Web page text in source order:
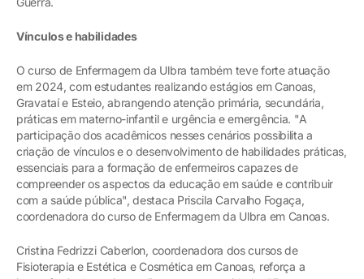
Vínculos e habilidades
O curso de Enfermagem da Ulbra também teve forte atuação
em 2024, com estudantes realizando estágios em Canoas,
Gravataí e Esteio, abrangendo atenção primária, secundária,
práticas em materno-infantil e urgência e emergência. "A
participação dos acadêmicos nesses cenários possibilita a
criação de vínculos e o desenvolvimento de habilidades práticas,
essenciais para a formação de enfermeiros capazes de
compreender os aspectos da educação em saúde e contribuir
com a saúde pública", destaca Priscila Carvalho Fogaça,
coordenadora do curso de Enfermagem da Ulbra em Canoas.
Cristina Fedrizzi Caberlon, coordenadora dos cursos de
Fisioterapia e Estética e Cosmética em Canoas, reforça a